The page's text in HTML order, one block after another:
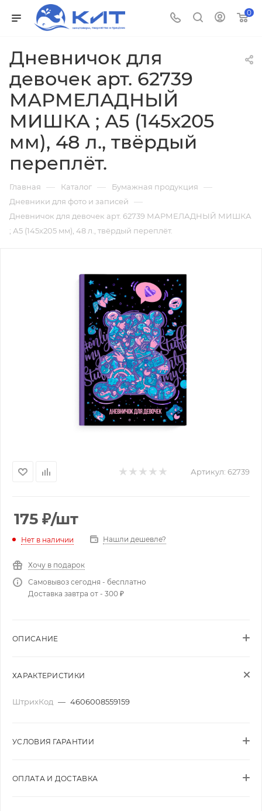
0
Дневничок для
девочек арт. 62739
МАРМЕЛАДНЫЙ
МИШКА ; А5 (145х205
мм), 48 л., твёрдый
переплёт.
Главная — Каталог — Бумажная продукция —
Дневники для фото и записей —
Дневничок для девочек арт. 62739 МАРМЕЛАДНЫЙ МИШКА
; А5 (145х205 мм), 48 л., твёрдый переплёт.
Артикул: 62739
175 ₽/шт
Нет в наличии Нашли дешевле?
Хочу в подарок
Самовывоз сегодня - бесплатно
Доставка завтра от - 300 ₽
ОПИСАНИЕ
ХАРАКТЕРИСТИКИ
ШтрихКод — 4606008559159
УСЛОВИЯ ГАРАНТИИ
ОПЛАТА И ДОСТАВКА